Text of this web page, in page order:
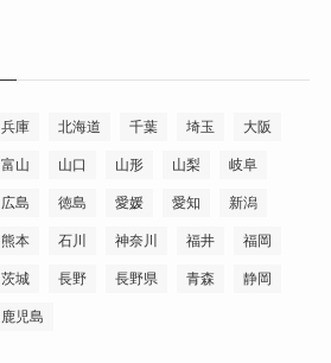
兵庫 北海道 千葉 埼玉 大阪
富山 山口 山形 山梨 岐阜
広島 徳島 愛媛 愛知 新潟
熊本 石川 神奈川 福井 福岡
茨城 長野 長野県 青森 静岡
鹿児島